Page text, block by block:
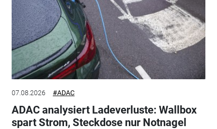
07.08.2026 #ADAC
ADAC analysiert Ladeverluste: Wallbox
spart Strom, Steckdose nur Notnagel